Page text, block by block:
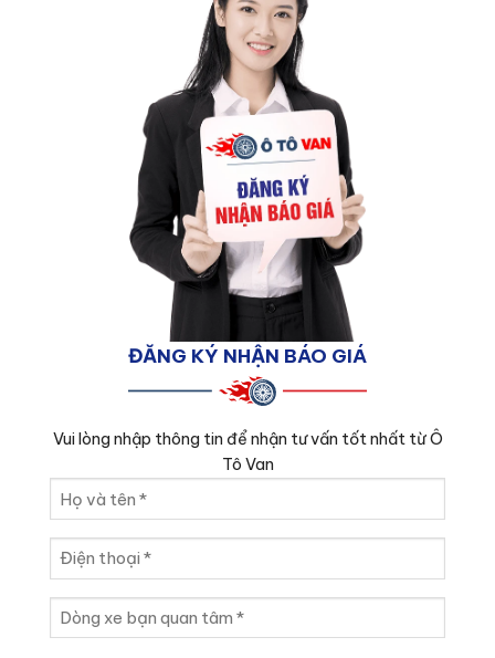
ĐĂNG KÝ NHẬN BÁO GIÁ
Vui lòng nhập thông tin để nhận tư vấn tốt nhất từ Ô
Tô Van
và
tên
(Required)
thoại
xe